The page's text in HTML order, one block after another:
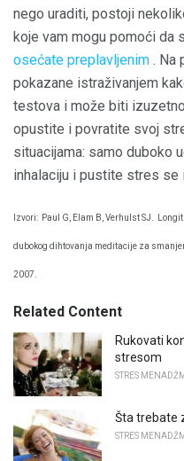
nego uraditi, postoji
koje vam mogu pomoći da
osećate preplavljenim . Na
pokazane istraživanjem
testova i može biti
opustite i povratite svoj
situacijama: samo duboko
inhalaciju i pustite stres
Izvori: Paul G, Elam B, Verhulst SJ.
dubokog dihtovanja meditacije za
2007.
Related Content
Rukovati
stresom
STRES
Šta trebate
STRES